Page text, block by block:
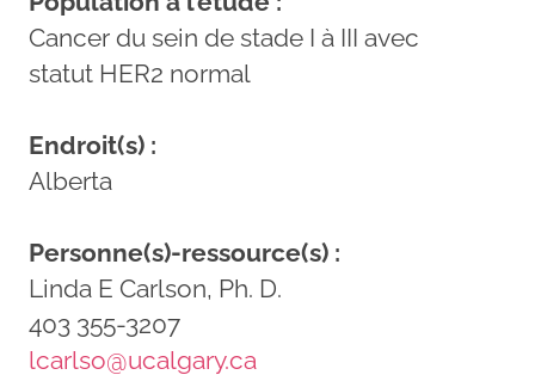
Cancer du sein de stade I à III avec
statut HER2 normal
Endroit(s) :
Alberta
Personne(s)-ressource(s) :
Linda E Carlson, Ph. D.
403 355-3207
lcarlso@ucalgary.ca